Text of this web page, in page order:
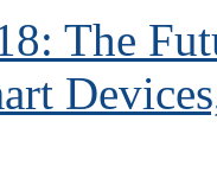
The